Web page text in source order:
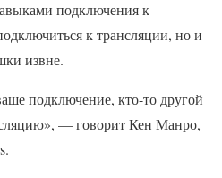
подключения к
к трансляции, но и
извне.
подключение, кто-то другой
— говорит Кен Манро,